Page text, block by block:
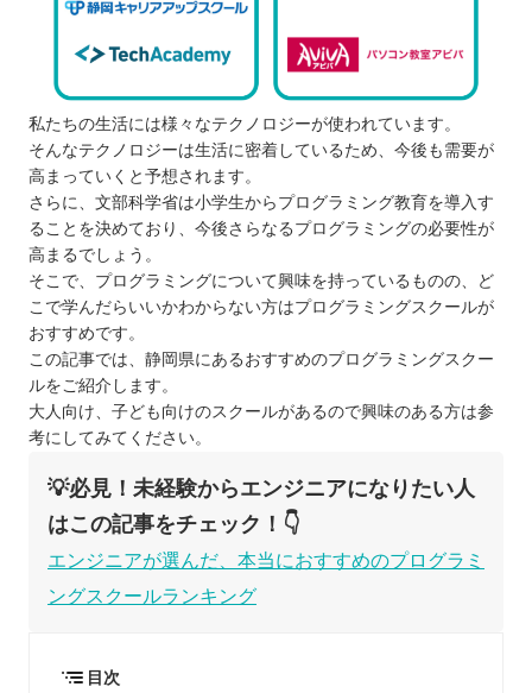
私たちの生活には様々なテクノロジーが使われています。
そんなテクノロジーは生活に密着しているため、今後も需要が
高まっていくと予想されます。
さらに、文部科学省は小学生からプログラミング教育を導入す
ることを決めており、今後さらなるプログラミングの必要性が
高まるでしょう。
そこで、プログラミングについて興味を持っているものの、ど
こで学んだらいいかわからない方はプログラミングスクールが
おすすめです。
この記事では、静岡県にあるおすすめのプログラミングスクー
ルをご紹介します。
大人向け、子ども向けのスクールがあるので興味のある方は参
考にしてみてください。
💡必見！未経験からエンジニアになりたい人
はこの記事をチェック！👇
エンジニアが選んだ、本当におすすめのプログラミ
ングスクールランキング
目次